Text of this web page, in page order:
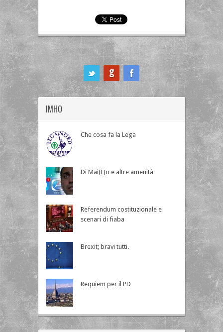
IMHO
Che cosa fa la Lega
Di Mai(L)o e altre amenità
Referendum costituzionale e
scenari di fiaba
Brexit; bravi tutti.
Requiem per il PD